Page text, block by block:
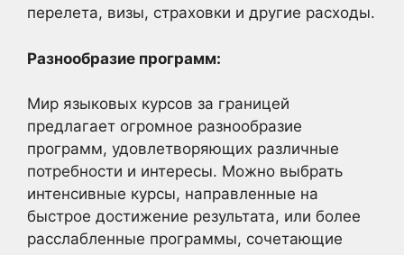
перелета, визы, страховки и другие расходы.
Разнообразие программ:
Мир языковых курсов за границей
предлагает огромное разнообразие
программ, удовлетворяющих различные
потребности и интересы. Можно выбрать
интенсивные курсы, направленные на
быстрое достижение результата, или более
расслабленные программы, сочетающие